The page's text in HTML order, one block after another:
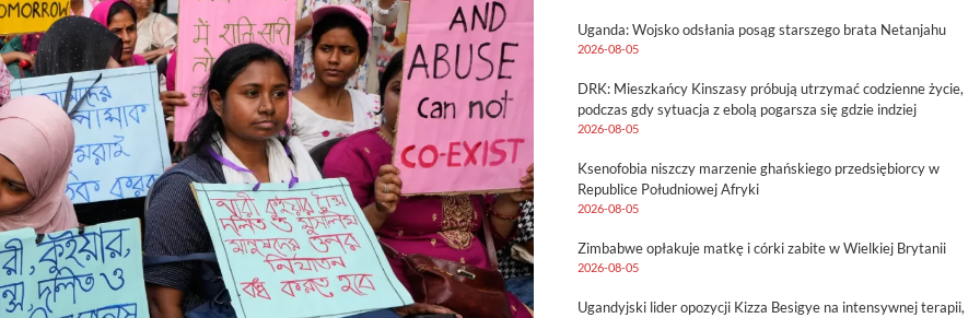
Uganda: Wojsko odsłania posąg starszego brata Netanjahu
2026-08-05
DRK: Mieszkańcy Kinszasy próbują utrzymać codzienne życie,
podczas gdy sytuacja z ebolą pogarsza się gdzie indziej
2026-08-05
Ksenofobia niszczy marzenie ghańskiego przedsiębiorcy w
Republice Południowej Afryki
2026-08-05
Zimbabwe opłakuje matkę i córki zabite w Wielkiej Brytanii
2026-08-05
Ugandyjski lider opozycji Kizza Besigye na intensywnej terapii,